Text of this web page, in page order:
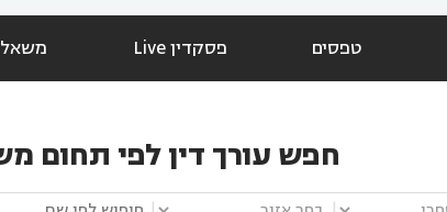
טפסים פסקדין Live
חפש עורך דין לפי תחום